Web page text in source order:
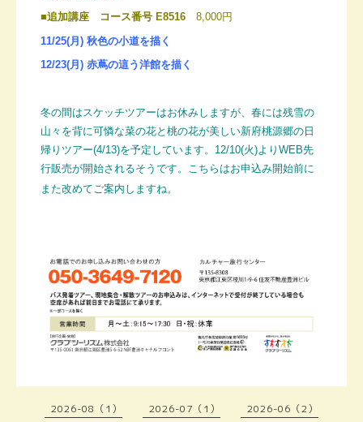
■追加講座 コース番号 E8516 8,000円
11/25(月) 秋色の小道を描く
12/23(月) 赤蔦の這う洋館を描く
冬の間はスケッチツアーはお休みしますが、春には残雪の
山々を背に可憐な菜の花と桃の花が美しい新府桃源郷の日
帰りツアー(4/13)を予定しています。12/10(火)よりWEB先
行販売が開始されるそうです。こちらはお申込み開始前に
また改めてご案内しますね。
2026-08（1） 2026-07（1） 2026-06（2）